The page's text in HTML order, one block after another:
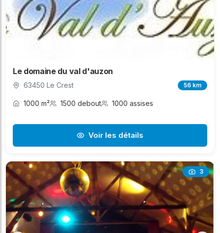
Le domaine du val d'auzon
63450 Le Crest 56 km
1000 m² 1500 debout 1000 assises
Voir les détails
3